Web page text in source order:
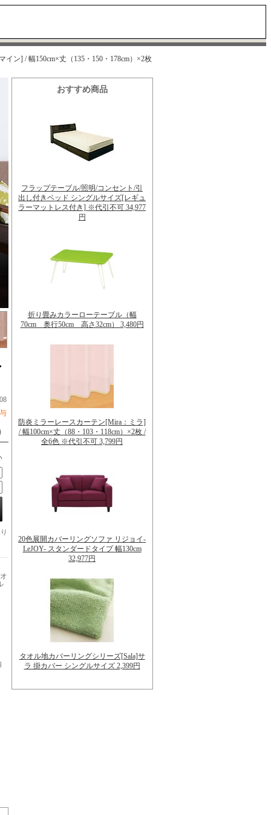
ン] / 幅150cm×丈（135・150・178cm）×2枚
おすすめ商品
フラップテーブル/照明/コンセント/引
出し付きベッド シングルサイズ[レギュ
ラーマットレス付き] ※代引不可 34,977
円
折り畳みカラーローテーブル（幅
70cm 奥行50cm 高さ32cm） 3,480円
防炎ミラーレースカーテン[Mira：ミラ]
/ 幅100cm×丈（88・103・118cm）×2枚 /
全6色 ※代引不可 3,799円
20色展開カバーリングソファ リジョイ-
LeJOY- スタンダードタイプ 幅130cm
32,977円
タオル地カバーリングシリーズ[Sala]サ
ラ 掛カバー シングルサイズ 2,399円